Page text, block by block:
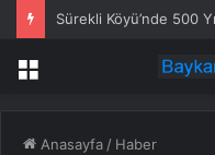
Sürekli Köyü’nde 500
Menü
Anasayfa / Haber